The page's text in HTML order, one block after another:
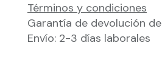
Términos y condiciones
Garantía de devolución
Envío: 2-3 días laborales